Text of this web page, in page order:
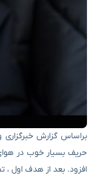
حریف بسیار خوب در
افزود. بعد از هدف اول ،